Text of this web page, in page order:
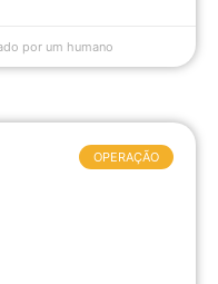
por um humano
OPERAÇÃO